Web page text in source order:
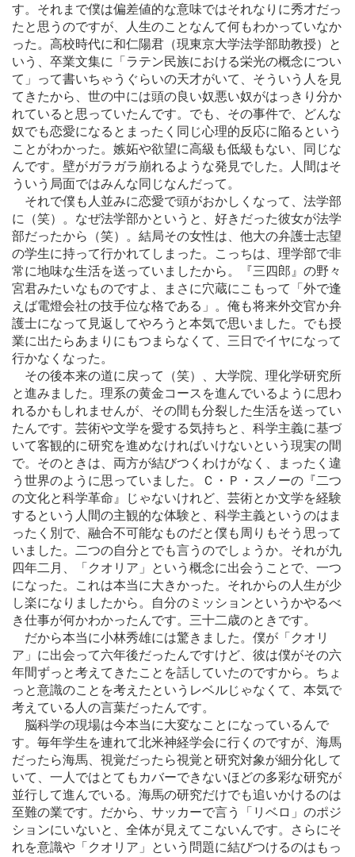
す。それまで僕は偏差値的な意味ではそれなりに秀才だっ
たと思うのですが、人生のことなんて何もわかっていなか
った。高校時代に和仁陽君（現東京大学法学部助教授）と
いう、卒業文集に「ラテン民族における栄光の概念につい
て」って書いちゃうぐらいの天才がいて、そういう人を見
てきたから、世の中には頭の良い奴悪い奴がはっきり分か
れていると思っていたんです。でも、その事件で、どんな
奴でも恋愛になるとまったく同じ心理的反応に陥るという
ことがわかった。嫉妬や欲望に高級も低級もない、同じな
んです。壁がガラガラ崩れるような発見でした。人間はそ
ういう局面ではみんな同じなんだって。
それで僕も人並みに恋愛で頭がおかしくなって、法学部
に（笑）。なぜ法学部かというと、好きだった彼女が法学
部だったから（笑）。結局その女性は、他大の弁護士志望
の学生に持って行かれてしまった。こっちは、理学部で非
常に地味な生活を送っていましたから。『三四郎』の野々
宮君みたいなものですよ、まさに穴蔵にこもって「外で逢
えば電燈会社の技手位な格である」。俺も将来外交官か弁
護士になって見返してやろうと本気で思いました。でも授
業に出たらあまりにもつまらなくて、三日でイヤになって
行かなくなった。
その後本来の道に戻って（笑）、大学院、理化学研究所
と進みました。理系の黄金コースを進んでいるように思わ
れるかもしれませんが、その間も分裂した生活を送ってい
たんです。芸術や文学を愛する気持ちと、科学主義に基づ
いて客観的に研究を進めなければいけないという現実の間
で。そのときは、両方が結びつくわけがなく、まったく違
う世界のように思っていました。Ｃ・Ｐ・スノーの『二つ
の文化と科学革命』じゃないけれど、芸術とか文学を経験
するという人間の主観的な体験と、科学主義というのはま
ったく別で、融合不可能なものだと僕も周りもそう思って
いました。二つの自分とでも言うのでしょうか。それが九
四年二月、「クオリア」という概念に出会うことで、一つ
になった。これは本当に大きかった。それからの人生が少
し楽になりましたから。自分のミッションというかやるべ
き仕事が何かわかったんです。三十二歳のときです。
だから本当に小林秀雄には驚きました。僕が「クオリ
ア」に出会って六年後だったんですけど、彼は僕がその六
年間ずっと考えてきたことを話していたのですから。ちょ
っと意識のことを考えたというレベルじゃなくて、本気で
考えている人の言葉だったんです。
脳科学の現場は今本当に大変なことになっているんで
す。毎年学生を連れて北米神経学会に行くのですが、海馬
だったら海馬、視覚だったら視覚と研究対象が細分化して
いて、一人ではとてもカバーできないほどの多彩な研究が
並行して進んでいる。海馬の研究だけでも追いかけるのは
至難の業です。だから、サッカーで言う「リベロ」のポジ
ションにいないと、全体が見えてこないんです。さらにそ
れを意識や「クオリア」という問題に結びつけるのはもっ